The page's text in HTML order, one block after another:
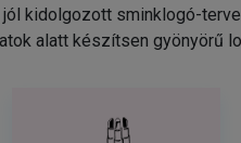
kidolgozott sminklogó-
alatt készítsen gyönyörű